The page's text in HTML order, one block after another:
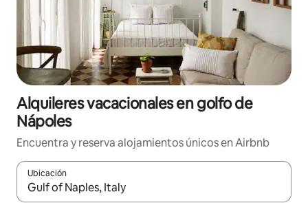
Alquileres vacacionales en golfo de
Nápoles
Encuentra y reserva alojamientos únicos en Airbnb
Ubicación
Cuando los resultados estén disponibles, navega con las